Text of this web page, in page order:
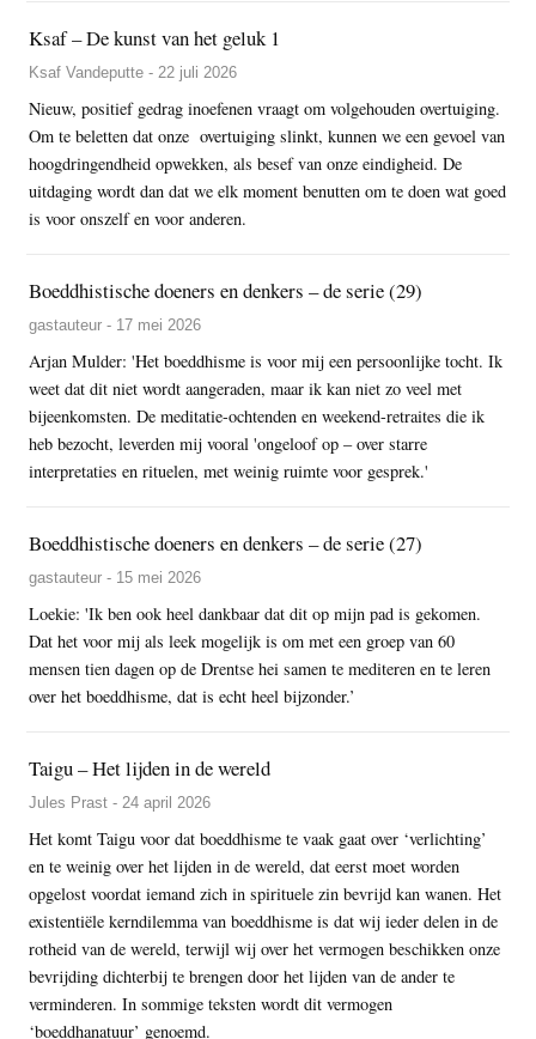
Ksaf – De kunst van het geluk 1
Ksaf Vandeputte - 22 juli 2026
Nieuw, positief gedrag inoefenen vraagt om volgehouden overtuiging.
Om te beletten dat onze overtuiging slinkt, kunnen we een gevoel van
hoogdringendheid opwekken, als besef van onze eindigheid. De
uitdaging wordt dan dat we elk moment benutten om te doen wat goed
is voor onszelf en voor anderen.
Boeddhistische doeners en denkers – de serie (29)
gastauteur - 17 mei 2026
Arjan Mulder: 'Het boeddhisme is voor mij een persoonlijke tocht. Ik
weet dat dit niet wordt aangeraden, maar ik kan niet zo veel met
bijeenkomsten. De meditatie-ochtenden en weekend-retraites die ik
heb bezocht, leverden mij vooral 'ongeloof op – over starre
interpretaties en rituelen, met weinig ruimte voor gesprek.'
Boeddhistische doeners en denkers – de serie (27)
gastauteur - 15 mei 2026
Loekie: 'Ik ben ook heel dankbaar dat dit op mijn pad is gekomen.
Dat het voor mij als leek mogelijk is om met een groep van 60
mensen tien dagen op de Drentse hei samen te mediteren en te leren
over het boeddhisme, dat is echt heel bijzonder.’
Taigu – Het lijden in de wereld
Jules Prast - 24 april 2026
Het komt Taigu voor dat boeddhisme te vaak gaat over ‘verlichting’
en te weinig over het lijden in de wereld, dat eerst moet worden
opgelost voordat iemand zich in spirituele zin bevrijd kan wanen. Het
existentiële kerndilemma van boeddhisme is dat wij ieder delen in de
rotheid van de wereld, terwijl wij over het vermogen beschikken onze
bevrijding dichterbij te brengen door het lijden van de ander te
verminderen. In sommige teksten wordt dit vermogen
‘boeddhanatuur’ genoemd.